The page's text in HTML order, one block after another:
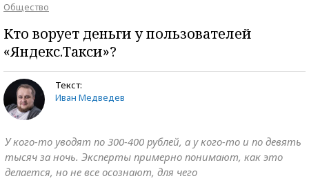
Общество
Кто ворует деньги у пользователей
«Яндекс.Такси»?
Текст:
Иван Медведев
У кого-то уводят по 300-400 рублей, а у кого-то и по девять
тысяч за ночь. Эксперты примерно понимают, как это
делается, но не все осознают, для чего